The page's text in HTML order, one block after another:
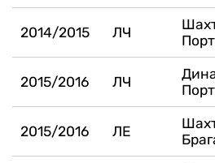
2014/2015 ЛЧ
2015/2016 ЛЧ
2015/2016 ЛЕ